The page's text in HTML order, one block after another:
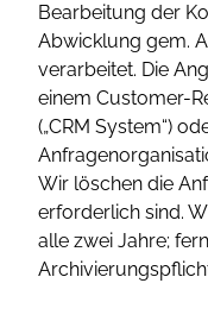
Bearbeitung der
Abwicklung gem.
verarbeitet. Die
einem Customer-
(„CRM System“)
Wir löschen die
erforderlich sind.
alle zwei Jahre;